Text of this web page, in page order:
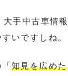
手中古車情
いですしね。
知見を広めた